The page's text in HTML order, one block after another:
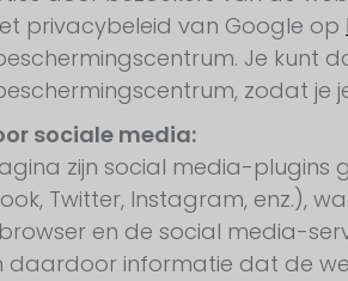
privacybeleid van Google op
Je kunt
zodat je
sociale media:
zijn social media-
Twitter, Instagram, enz.),
en de social media-
daardoor informatie dat de